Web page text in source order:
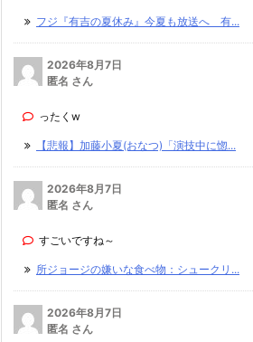
フジ『有吉の夏休み』今夏も放送へ 有...
2026年8月7日
匿名 さん
ったくw
【悲報】加藤小夏(おなつ)「演技中に惚...
2026年8月7日
匿名 さん
すごいですね～
所ジョージの嫌いな食べ物：シュークリ...
2026年8月7日
匿名 さん